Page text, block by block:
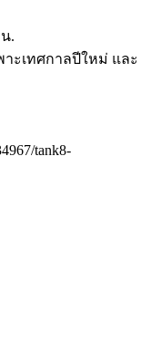
.
เทศกาลปีใหม่ และ
tank8-